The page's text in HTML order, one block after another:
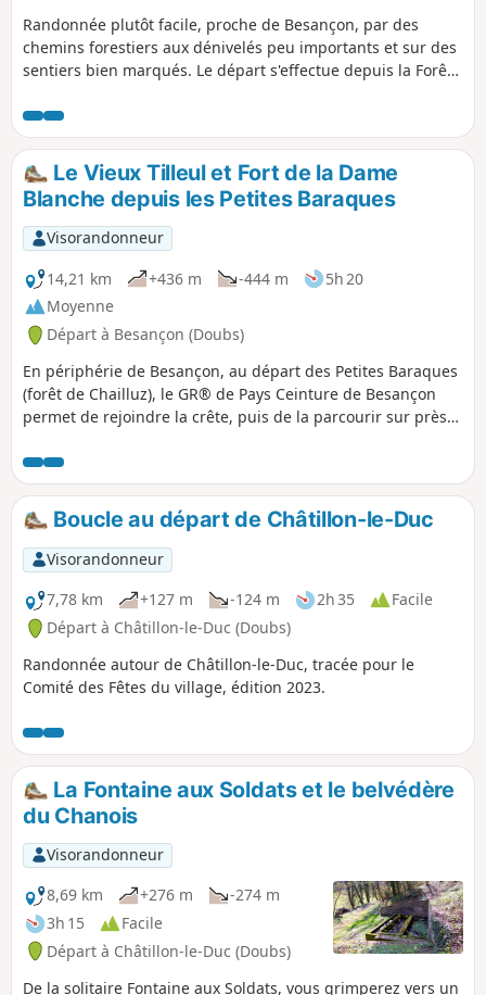
Randonnée plutôt facile, proche de Besançon, par des
chemins forestiers aux dénivelés peu importants et sur des
sentiers bien marqués. Le départ s'effectue depuis la Forêt
outre cette forêt, la crête surplombant la vallée de l'Ognon
à proximité du Fort de la Dame Blanche.
Le Vieux Tilleul et Fort de la Dame
Blanche depuis les Petites Baraques
Visorandonneur
14,21 km
+436 m -444 m
5h 20
Moyenne
Départ à Besançon (Doubs)
En périphérie de Besançon, au départ des Petites Baraques
(forêt de Chailluz), le GR® de Pays Ceinture de Besançon
permet de rejoindre la crête, puis de la parcourir sur près
jusqu'au belvédère du Fort de la Dame Blanche au-dessus
de Bonnay. Le retour se fait par la forêt de Chailluz et
permet de longer sa réserve d'animaux sauvages.
Boucle au départ de Châtillon-le-Duc
Visorandonneur
7,78 km
+127 m -124 m 2h 35
Facile
Départ à Châtillon-le-Duc (Doubs)
Randonnée autour de Châtillon-le-Duc, tracée pour le
Comité des Fêtes du village, édition 2023.
La Fontaine aux Soldats et le belvédère
du Chanois
Visorandonneur
8,69 km
+276 m
-274 m
3h 15
Facile
Départ à Châtillon-le-Duc (Doubs)
De la solitaire Fontaine aux Soldats, vous grimperez vers un